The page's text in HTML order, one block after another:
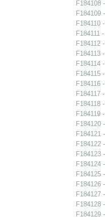
F184108
F184109
F184110
F184111
F184112
F184113
F184114
F184115
F184116
F184117
F184118
F184119
F184120
F184121
F184122
F184123
F184124
F184125
F184126
F184127
F184128
F184129